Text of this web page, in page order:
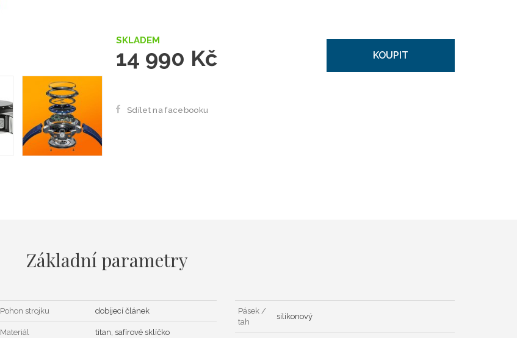
SKLADEM
14 990 Kč KOUPIT
Sdílet na facebooku
Základní parametry
Pohon strojku dobíjecí článek
Materiál titan, safírové sklíčko
Pásek /
tah
silikonový